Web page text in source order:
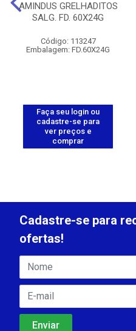
AMINDUS GRELHADITOS
SALG. FD. 60X24G
Código: 113247
Embalagem: FD.60X24G
Faça seu login ou
cadastre-se para
ver preços e
comprar
Cadastre-se para
ofertas!